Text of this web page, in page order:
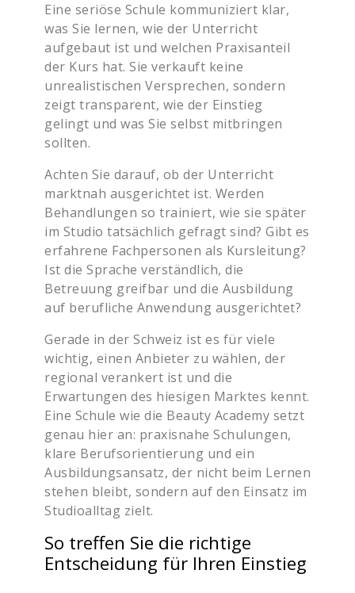
Eine seriöse Schule kommuniziert klar,
was Sie lernen, wie der Unterricht
aufgebaut ist und welchen Praxisanteil
der Kurs hat. Sie verkauft keine
unrealistischen Versprechen, sondern
zeigt transparent, wie der Einstieg
gelingt und was Sie selbst mitbringen
sollten.
Achten Sie darauf, ob der Unterricht
marktnah ausgerichtet ist. Werden
Behandlungen so trainiert, wie sie später
im Studio tatsächlich gefragt sind? Gibt es
erfahrene Fachpersonen als Kursleitung?
Ist die Sprache verständlich, die
Betreuung greifbar und die Ausbildung
auf berufliche Anwendung ausgerichtet?
Gerade in der Schweiz ist es für viele
wichtig, einen Anbieter zu wählen, der
regional verankert ist und die
Erwartungen des hiesigen Marktes kennt.
Eine Schule wie die Beauty Academy setzt
genau hier an: praxisnahe Schulungen,
klare Berufsorientierung und ein
Ausbildungsansatz, der nicht beim Lernen
stehen bleibt, sondern auf den Einsatz im
Studioalltag zielt.
So treffen Sie die richtige
Entscheidung für Ihren Einstieg